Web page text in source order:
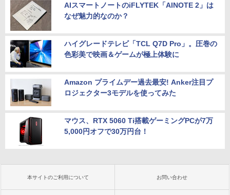
AIスマートノートのiFLYTEK「AINOTE 2」は
なぜ魅力的なのか？
ハイグレードテレビ「TCL Q7D Pro」。圧巻の
色彩美で映画＆ゲームが極上体験に
Amazon プライムデー過去最安! Anker注目プ
ロジェクター3モデルを使ってみた
マウス、RTX 5060 Ti搭載ゲーミングPCが7万
5,000円オフで30万円台！
本サイトのご利用について お問い合わせ